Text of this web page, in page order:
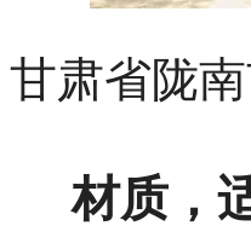
甘肃省陇
材质，适